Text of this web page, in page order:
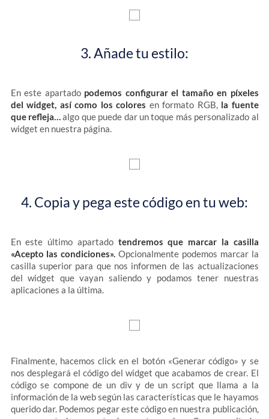
3. Añade tu estilo:
En este apartado podemos configurar el tamaño en píxeles
del widget, así como los colores en formato RGB, la fuente
que refleja…algo que puede dar un toque más personalizado al
widget en nuestra página.
4. Copia y pega este código en tu web:
En este último apartado tendremos que marcar la casilla
«Acepto las condiciones». Opcionalmente podemos marcar la
casilla superior para que nos informen de las actualizaciones
del widget que vayan saliendo y podamos tener nuestras
aplicaciones a la última.
Finalmente, hacemos click en el botón «Generar código» y se
nos desplegará el código del widget que acabamos de crear. El
código se compone de un div y de un script que llama a la
información de la web según las características que le hayamos
querido dar. Podemos pegar este código en nuestra publicación,